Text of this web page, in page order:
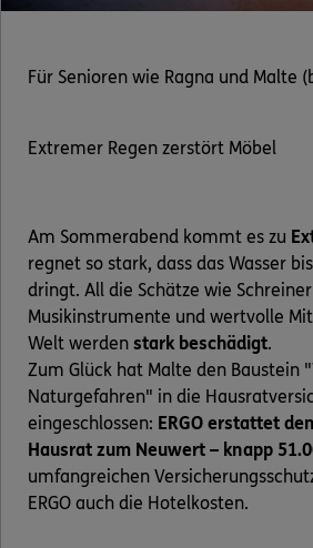
Für Senioren wie Ragna und Malte
Extremer Regen zerstört Möbel
Am Sommerabend kommt es zu
regnet so stark, dass das Wasser
dringt. All die Schätze wie
Musikinstrumente und wertvolle
Welt werden stark beschädigt.
Zum Glück hat Malte den Baustein
Naturgefahren" in die
eingeschlossen: ERGO erstattet
Hausrat zum Neuwert – knapp
umfangreichen
ERGO auch die Hotelkosten.